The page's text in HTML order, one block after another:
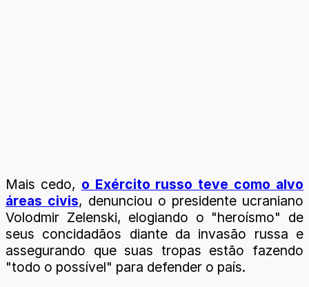
Mais cedo, o Exército russo teve como alvo
áreas civis, denunciou o presidente ucraniano
Volodmir Zelenski, elogiando o "heroísmo" de
seus concidadãos diante da invasão russa e
assegurando que suas tropas estão fazendo
"todo o possível" para defender o país.